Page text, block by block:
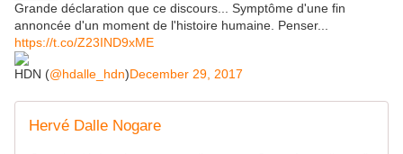
Grande déclaration que ce discours... Symptôme d'une fin
annoncée d'un moment de l'histoire humaine. Penser...
https://t.co/Z23IND9xME
HDN (@hdalle_hdn)December 29, 2017
Hervé Dalle Nogare